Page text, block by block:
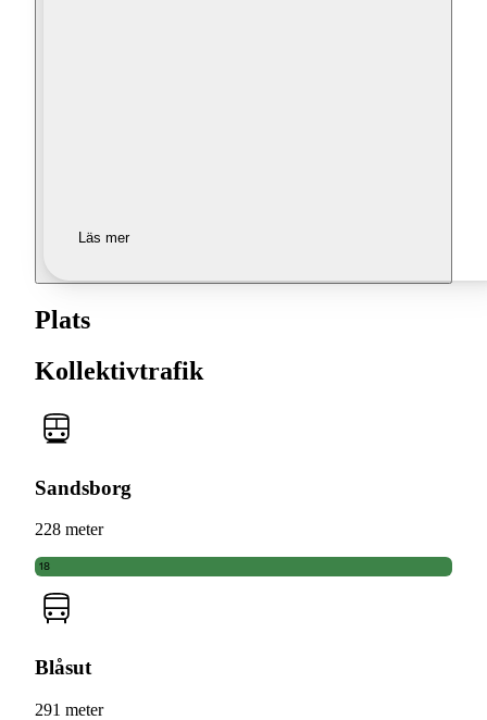
Läs mer
Plats
Kollektivtrafik
Sandsborg
228 meter
18
Blåsut
291 meter